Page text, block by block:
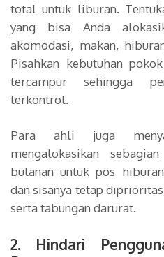
total untuk liburan.
yang bisa Anda
akomodasi, makan,
Pisahkan kebutuhan
tercampur sehingga
terkontrol.
Para ahli juga
mengalokasikan
bulanan untuk pos
dan sisanya tetap
serta tabungan darurat.
2. Hindari